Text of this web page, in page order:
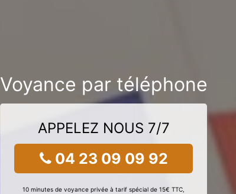
Voyance par téléphone
APPELEZ NOUS 7/7
04 23 09 09 92
10 minutes de voyance privée à tarif spécial de 15€ TTC,